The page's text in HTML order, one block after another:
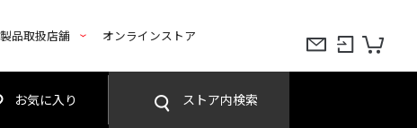
製品取扱店舗 オンラインストア
お気に入り ストア内検索